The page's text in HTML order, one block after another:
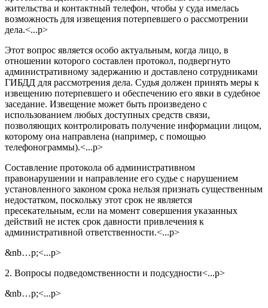
жительства и контактный телефон, чтобы у суда имелась
возможность для извещения потерпевшего о рассмотрении
дела.<...p>
Этот вопрос является особо актуальным, когда лицо, в
отношении которого составлен протокол, подвергнуто
административному задержанию и доставлено сотрудниками
ГИБДД для рассмотрения дела. Судья должен принять меры к
извещению потерпевшего и обеспечению его явки в судебное
заседание. Извещение может быть произведено с
использованием любых доступных средств связи,
позволяющих контролировать получение информации лицом,
которому она направлена (например, с помощью
телефонограммы).<...p>
Составление протокола об административном
правонарушении и направление его судье с нарушением
установленного законом срока нельзя признать существенным
недостатком, поскольку этот срок не является
пресекательным, если на момент совершения указанных
действий не истек срок давности привлечения к
административной ответственности.<...p>
&nb…p;<...p>
2. Вопросы подведомственности и подсудности<...p>
&nb…p;<...p>